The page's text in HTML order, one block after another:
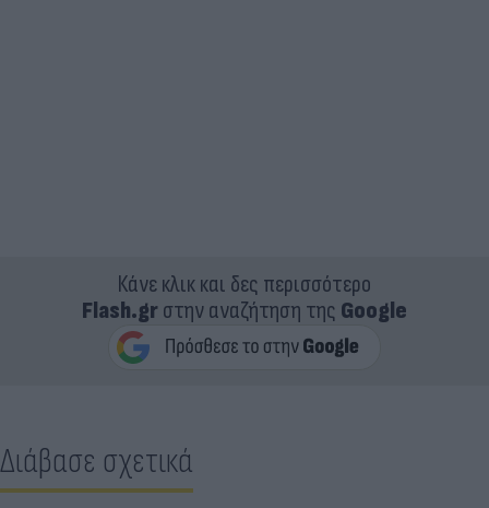
Κάνε κλικ και δες περισσότερο
Flash.grστην αναζήτηση της Google
Διάβασε σχετικά